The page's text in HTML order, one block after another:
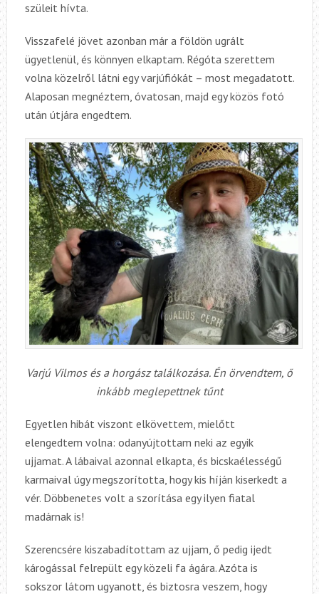
szüleit hívta.
Visszafelé jövet azonban már a földön ugrált
ügyetlenül, és könnyen elkaptam. Régóta szerettem
volna közelről látni egy varjúfiókát – most megadatott.
Alaposan megnéztem, óvatosan, majd egy közös fotó
után útjára engedtem.
Varjú Vilmos és a horgász találkozása. Én örvendtem, ő
inkább meglepettnek tűnt
Egyetlen hibát viszont elkövettem, mielőtt
elengedtem volna: odanyújtottam neki az egyik
ujjamat. A lábaival azonnal elkapta, és bicskaélességű
karmaival úgy megszorította, hogy kis híján kiserkedt a
vér. Döbbenetes volt a szorítása egy ilyen fiatal
madárnak is!
Szerencsére kiszabadítottam az ujjam, ő pedig ijedt
károgással felrepült egy közeli fa ágára. Azóta is
sokszor látom ugyanott, és biztosra veszem, hogy